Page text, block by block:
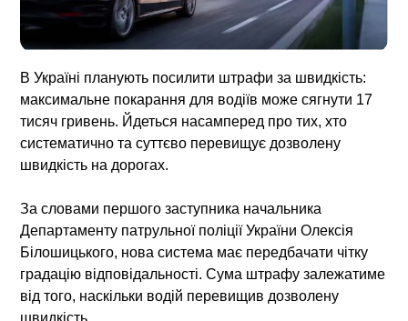
В Україні планують посилити штрафи за швидкість:
максимальне покарання для водіїв може сягнути 17
тисяч гривень. Йдеться насамперед про тих, хто
систематично та суттєво перевищує дозволену
швидкість на дорогах.
За словами першого заступника начальника
Департаменту патрульної поліції України Олексія
Білошицького, нова система має передбачати чітку
градацію відповідальності. Сума штрафу залежатиме
від того, наскільки водій перевищив дозволену
швидкість.